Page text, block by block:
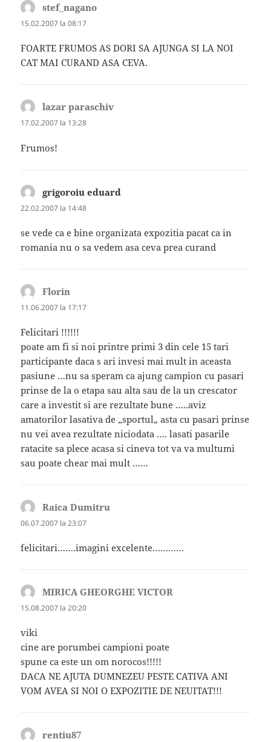
stef_nagano
15.02.2007 la 08:17
FOARTE FRUMOS AS DORI SA AJUNGA SI LA NOI
CAT MAI CURAND ASA CEVA.
lazar paraschiv
17.02.2007 la 13:28
Frumos!
grigoroiu eduard
22.02.2007 la 14:48
se vede ca e bine organizata expozitia pacat ca in
romania nu o sa vedem asa ceva prea curand
Florin
11.06.2007 la 17:17
Felicitari !!!!!!
poate am fi si noi printre primi 3 din cele 15 tari
participante daca s ari invesi mai mult in aceasta
pasiune …nu sa speram ca ajung campion cu pasari
prinse de la o etapa sau alta sau de la un crescator
care a investit si are rezultate bune …..aviz
amatorilor lasativa de „sportul„ asta cu pasari prinse
nu vei avea rezultate niciodata …. lasati pasarile
ratacite sa plece acasa si cineva tot va va multumi
sau poate chear mai mult ……
Raica Dumitru
06.07.2007 la 23:07
felicitari…….imagini excelente…………
MIRICA GHEORGHE VICTOR
15.08.2007 la 20:20
viki
cine are porumbei campioni poate
spune ca este un om norocos!!!!!
DACA NE AJUTA DUMNEZEU PESTE CATIVA ANI
VOM AVEA SI NOI O EXPOZITIE DE NEUITAT!!!
rentiu87